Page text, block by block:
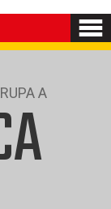
A